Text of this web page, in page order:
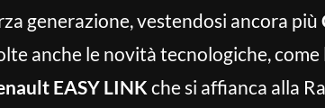
generazione, vestendosi ancora più
anche le novità tecnologiche,
EASY LINKche si affianca alla